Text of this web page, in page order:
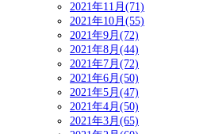
2021年11月(71)
2021年10月(55)
2021年9月(72)
2021年8月(44)
2021年7月(72)
2021年6月(50)
2021年5月(47)
2021年4月(50)
2021年3月(65)